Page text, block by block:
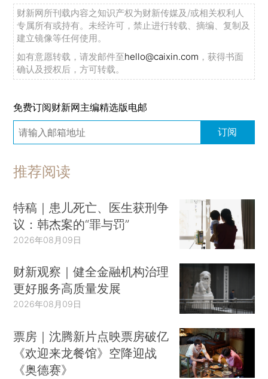
财新网所刊载内容之知识产权为财新传媒及/或相关权利人
专属所有或持有。未经许可，禁止进行转载、摘编、复制及
建立镜像等任何使用。
如有意愿转载，请发邮件至hello@caixin.com ，获得书面
确认及授权后，方可转载。
免费订阅财新网主编精选版电邮
订阅
推荐阅读
特稿｜患儿死亡、医生获刑争
议：韩杰案的“罪与罚”
2026年08月09日
财新观察｜健全金融机构治理
更好服务高质量发展
2026年08月09日
票房｜沈腾新片点映票房破亿
《欢迎来龙餐馆》空降迎战
《奥德赛》